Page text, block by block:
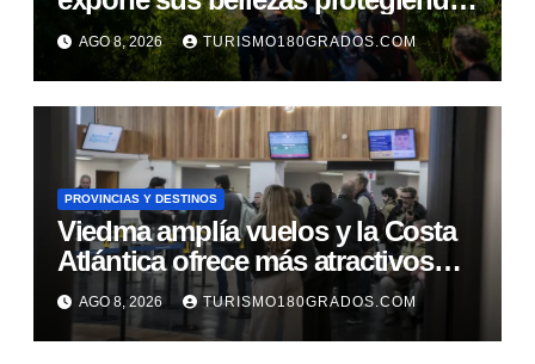
al circuito Garganta del Diablo
AGO 8, 2026 TURISMO180GRADOS.COM
PROVINCIAS Y DESTINOS
Viedma amplía vuelos y la Costa
Atlántica ofrece más atractivos
turísticos
AGO 8, 2026 TURISMO180GRADOS.COM